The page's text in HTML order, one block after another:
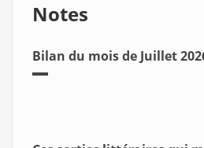
Notes
Bilan du mois de Juillet